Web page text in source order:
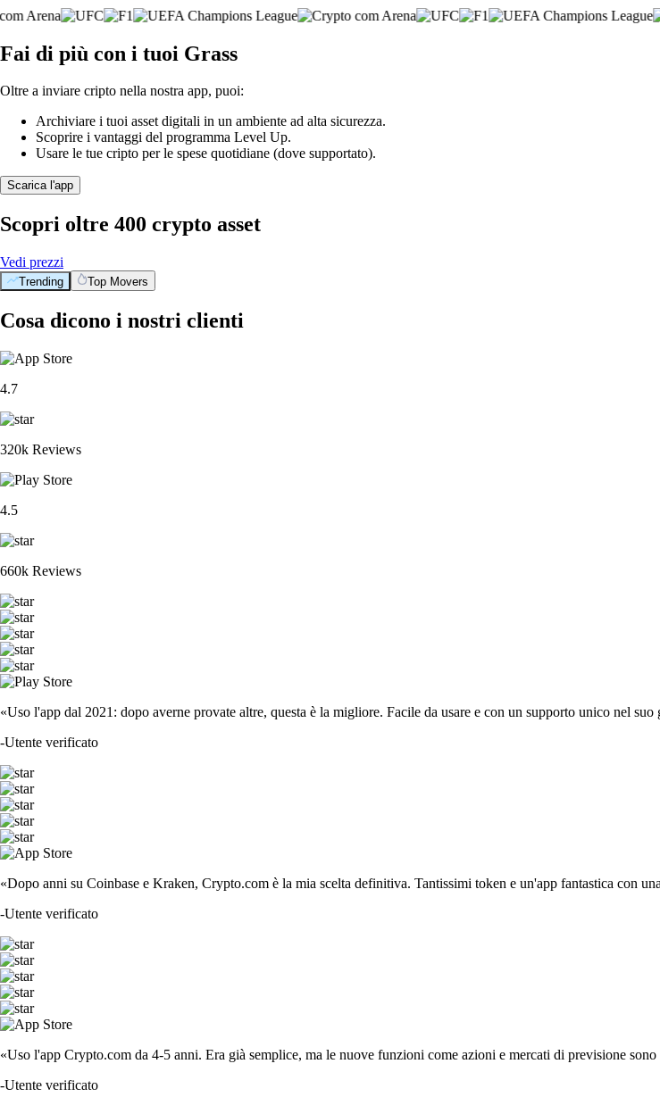
Fai di più con i tuoi Grass
Oltre a inviare cripto nella nostra app, puoi:
Archiviare i tuoi asset digitali in un ambiente ad alta sicurezza.
Scoprire i vantaggi del programma Level Up.
Usare le tue cripto per le spese quotidiane (dove supportato).
Scarica l'app
Scopri oltre 400 crypto asset
Vedi prezzi
Trending Top Movers
Cosa dicono i nostri clienti
4.7
320k Reviews
4.5
660k Reviews
«Uso l'app dal 2021: dopo averne provate altre, questa è la migliore. Facile da usare e con un supporto unico nel suo
-Utente verificato
«Dopo anni su Coinbase e Kraken, Crypto.com è la mia scelta definitiva. Tantissimi token e un'app fantastica con
-Utente verificato
«Uso l'app Crypto.com da 4-5 anni. Era già semplice, ma le nuove funzioni come azioni e mercati di previsione
-Utente verificato